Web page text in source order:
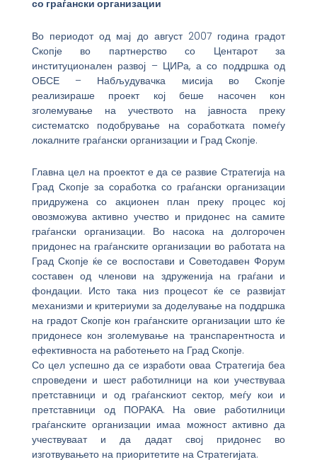
со граѓански организации
Во периодот од мај до август 2007 година градот
Скопје во партнерство со Центарот за
институционален развој – ЦИРа, а со поддршка од
ОБСЕ – Набљудувачка мисија во Скопје
реализираше проект кој беше насочен кон
зголемување на учеството на јавноста преку
систематско подобрување на соработката помеѓу
локалните граѓански организации и Град Скопје.
Главна цел на проектот е да се развие Стратегија на
Град Скопје за соработка со граѓански организации
придружена со акционен план преку процес кој
овозможува активно учество и придонес на самите
граѓански организации. Во насока на долгорочен
придонес на граѓанските организации во работата на
Град Скопје ќе се воспостави и Советодавен Форум
составен од членови на здруженија на граѓани и
фондации. Исто така низ процесот ќе се развијат
механизми и критериуми за доделување на поддршка
на градот Скопје кон граѓанските организации што ќе
придонесе кон зголемување на транспарентноста и
ефективноста на работењето на Град Скопје.
Со цел успешно да се изработи оваа Стратегија беа
спроведени и шест работилници на кои учествуваа
претставници и од граѓанскиот сектор, меѓу кои и
претставници од ПОРАКА. На овие работилници
граѓанските организации имаа можност активно да
учествуваат и да дадат свој придонес во
изготвувањето на приоритетите на Стратегијата.